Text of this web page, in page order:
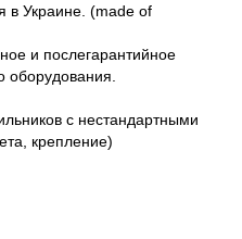
в Украине. (made of
и послегарантийное
оборудования.
с нестандартными
крепление)